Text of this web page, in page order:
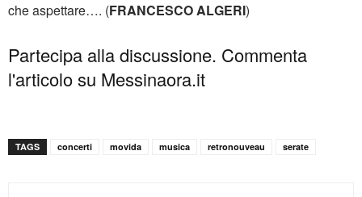
che aspettare…. (FRANCESCO ALGERI)
Partecipa alla discussione. Commenta
l'articolo su Messinaora.it
TAGS concerti movida musica retronouveau serate